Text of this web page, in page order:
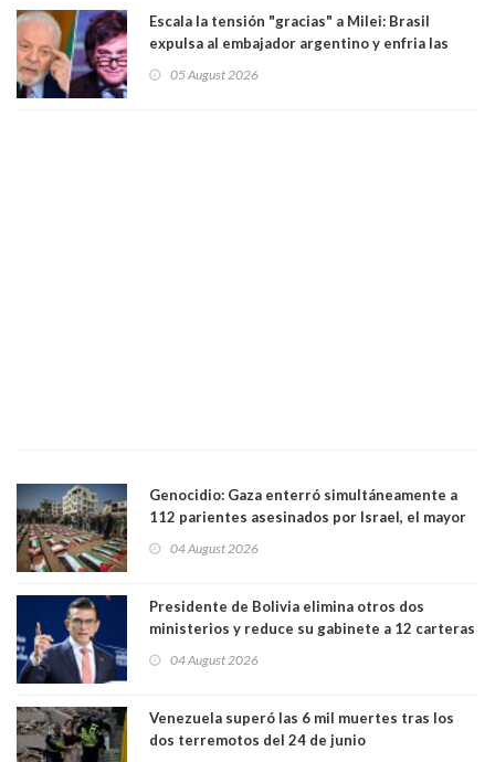
Escala la tensión "gracias" a Milei: Brasil
expulsa al embajador argentino y enfria las
trasandino
05 August 2026
Genocidio: Gaza enterró simultáneamente a
112 parientes asesinados por Israel, el mayor
muertos figuran 44 niños y nueve ancianos
04 August 2026
Presidente de Bolivia elimina otros dos
ministerios y reduce su gabinete a 12 carteras
04 August 2026
Venezuela superó las 6 mil muertes tras los
dos terremotos del 24 de junio